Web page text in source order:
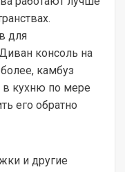
для
консоль на
камбуз
в кухню по мере
его обратно
и другие